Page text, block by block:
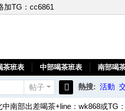
加TG：cc6861
茶班表 中部喝茶班表 南部喝
帖子 熱搜: 活動
中南部出差喝茶+line：wk868或TG